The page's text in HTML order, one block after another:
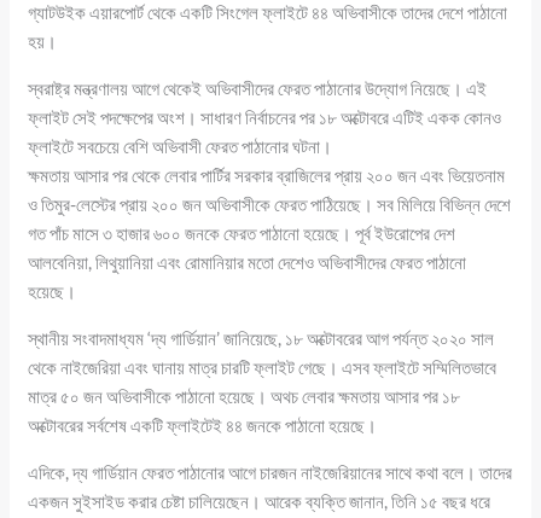
গ্যাটউইক এয়ারপোর্ট থেকে একটি সিংগেল ফ্লাইটে ৪৪ অভিবাসীকে তাদের দেশে পাঠানো
হয়।
স্বরাষ্ট্র মন্ত্রণালয় আগে থেকেই অভিবাসীদের ফেরত পাঠানোর উদ্যোগ নিয়েছে। এই
ফ্লাইট সেই পদক্ষেপের অংশ। সাধারণ নির্বাচনের পর ১৮ অক্টোবরে এটিই একক কোনও
ফ্লাইটে সবচেয়ে বেশি অভিবাসী ফেরত পাঠানোর ঘটনা।
ক্ষমতায় আসার পর থেকে লেবার পার্টির সরকার ব্রাজিলের প্রায় ২০০ জন এবং ভিয়েতনাম
ও তিমুর-লেস্টের প্রায় ২০০ জন অভিবাসীকে ফেরত পাঠিয়েছে। সব মিলিয়ে বিভিন্ন দেশে
গত পাঁচ মাসে ৩ হাজার ৬০০ জনকে ফেরত পাঠানো হয়েছে। পূর্ব ইউরোপের দেশ
আলবেনিয়া, লিথুয়ানিয়া এবং রোমানিয়ার মতো দেশেও অভিবাসীদের ফেরত পাঠানো
হয়েছে।
স্থানীয় সংবাদমাধ্যম ‘দ্য গার্ডিয়ান’ জানিয়েছে, ১৮ অক্টোবরের আগ পর্যন্ত ২০২০ সাল
থেকে নাইজেরিয়া এবং ঘানায় মাত্র চারটি ফ্লাইট গেছে। এসব ফ্লাইটে সম্মিলিতভাবে
মাত্র ৫০ জন অভিবাসীকে পাঠানো হয়েছে। অথচ লেবার ক্ষমতায় আসার পর ১৮
অক্টোবরের সর্বশেষ একটি ফ্লাইটেই ৪৪ জনকে পাঠানো হয়েছে।
এদিকে, দ্য গার্ডিয়ান ফেরত পাঠানোর আগে চারজন নাইজেরিয়ানের সাথে কথা বলে। তাদের
একজন সুইসাইড করার চেষ্টা চালিয়েছেন। আরেক ব্যক্তি জানান, তিনি ১৫ বছর ধরে